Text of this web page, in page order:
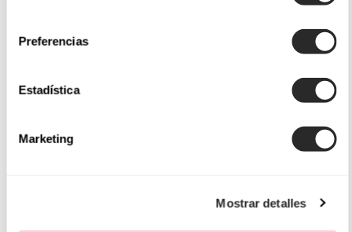
Preferencias
Estadística
Marketing
Mostrar detalles